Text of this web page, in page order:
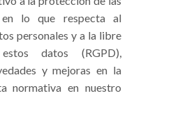
en lo que respecta al
personales y a la libre
datos (RGPD),
y mejoras en la
normativa en nuestro